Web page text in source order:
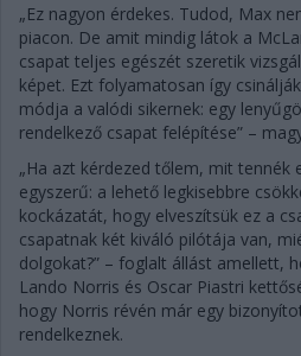
„Ez nagyon érdekes. Tudod, Max
piacon. De amit mindig látok a
csapat teljes egészét szeretik
képet. Ezt folyamatosan így
módja a valódi sikernek: egy
rendelkező csapat felépítése” –
„Ha azt kérdezed tőlem, mit tennék
egyszerű: a lehető legkisebbre
kockázatát, hogy elveszítsük ez a
csapatnak két kiváló pilótája van,
dolgokat?” – foglalt állást amellett,
Lando Norris és Oscar Piastri
hogy Norris révén már egy
rendelkeznek.